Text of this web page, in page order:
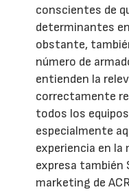
conscientes de
determinantes
obstante,
número de
entienden la
correctamente
todos los
especialmente
experiencia en la
expresa también
marketing de